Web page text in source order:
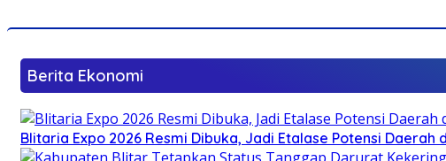
Berita Ekonomi
Blitaria Expo 2026 Resmi Dibuka, Jadi Etalase Potensi